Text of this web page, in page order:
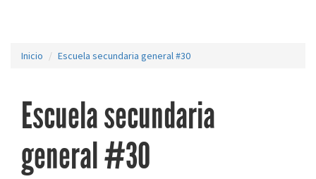
Inicio Escuela secundaria general #30
Escuela secundaria
general #30